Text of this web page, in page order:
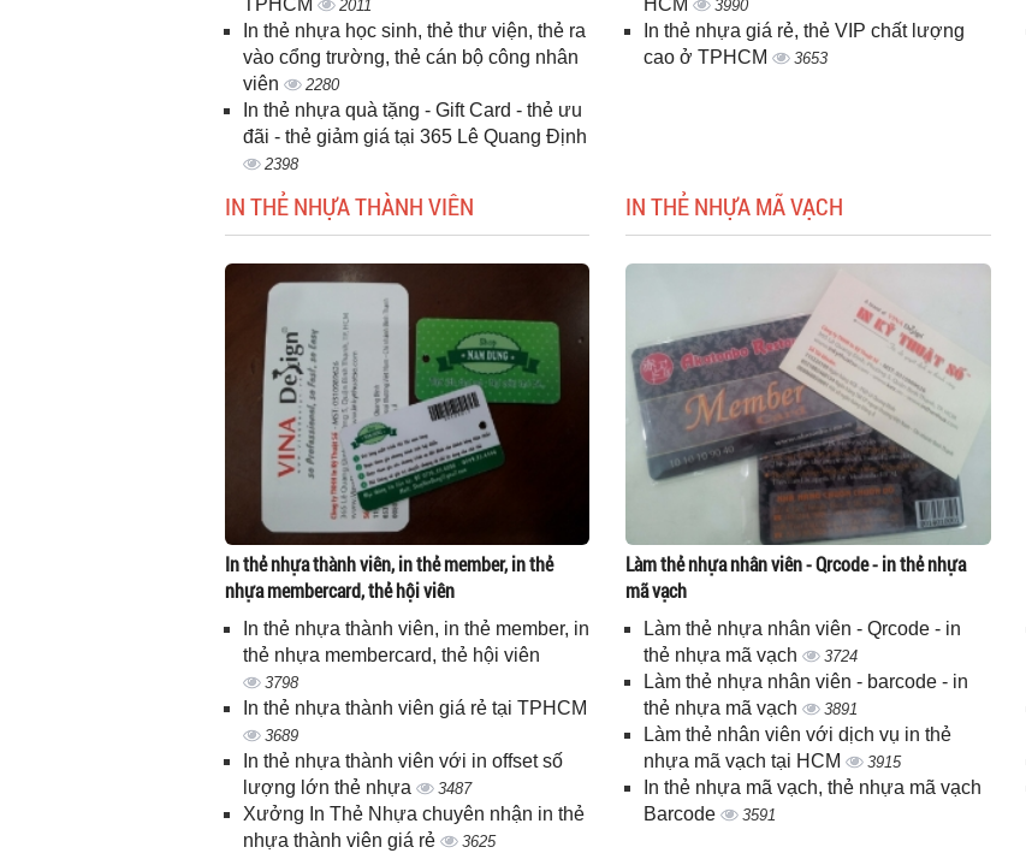
TPHCM
2011
In thẻ nhựa học sinh, thẻ thư viện, thẻ ra
vào cổng trường, thẻ cán bộ công nhân
viên
2280
In thẻ nhựa quà tặng - Gift Card - thẻ ưu
đãi - thẻ giảm giá tại 365 Lê Quang Định
2398
HCM
3990
In thẻ nhựa giá rẻ, thẻ VIP chất lượng
cao ở TPHCM
3653
IN THẺ NHỰA THÀNH VIÊN
In thẻ nhựa thành viên, in thẻ member, in thẻ
nhựa membercard, thẻ hội viên
In thẻ nhựa thành viên, in thẻ member, in
thẻ nhựa membercard, thẻ hội viên
3798
In thẻ nhựa thành viên giá rẻ tại TPHCM
3689
In thẻ nhựa thành viên với in offset số
lượng lớn thẻ nhựa
3487
Xưởng In Thẻ Nhựa chuyên nhận in thẻ
nhựa thành viên giá rẻ
3625
IN THẺ NHỰA MÃ VẠCH
Làm thẻ nhựa nhân viên - Qrcode - in thẻ nhựa
mã vạch
Làm thẻ nhựa nhân viên - Qrcode - in
thẻ nhựa mã vạch
3724
Làm thẻ nhựa nhân viên - barcode - in
thẻ nhựa mã vạch
3891
Làm thẻ nhân viên với dịch vụ in thẻ
nhựa mã vạch tại HCM
3915
In thẻ nhựa mã vạch, thẻ nhựa mã vạch
Barcode
3591